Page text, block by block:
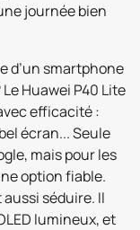
journée bien
d’un smartphone
Huawei P40 Lite
efficacité :
écran... Seule
mais pour les
option fiable.
aussi séduire. Il
lumineux, et